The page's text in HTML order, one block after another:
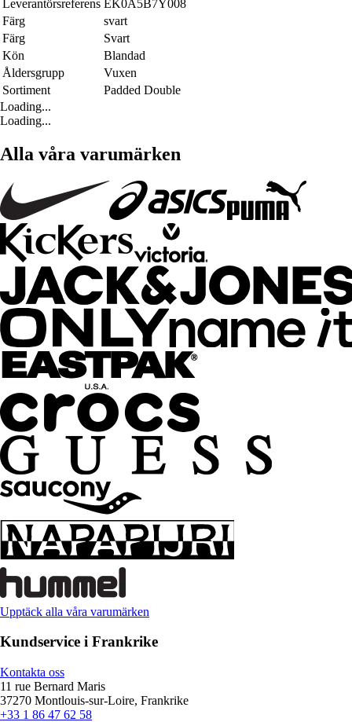
Leverantörsreferens EK0A5B7Y008
Färg
svart
Färg
Svart
Kön
Blandad
Åldersgrupp
Vuxen
Sortiment
Padded Double
Loading...
Loading...
Alla våra varumärken
Upptäck alla våra varumärken
Kundservice i Frankrike
Kontakta oss
11 rue Bernard Maris
37270 Montlouis-sur-Loire, Frankrike
+33 1 86 47 62 58